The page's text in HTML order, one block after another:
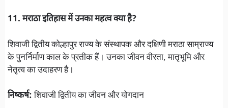
11. मराठा इतिहास में उनका महत्व क्या है?
शिवाजी द्वितीय कोल्हापुर राज्य के संस्थापक और दक्षिणी मराठा साम्राज्य
के पुनर्निर्माण काल के प्रतीक हैं। उनका जीवन वीरता, मातृभूमि और
नेतृत्व का उदाहरण है।
निष्कर्ष:शिवाजी द्वितीय का जीवन और योगदान